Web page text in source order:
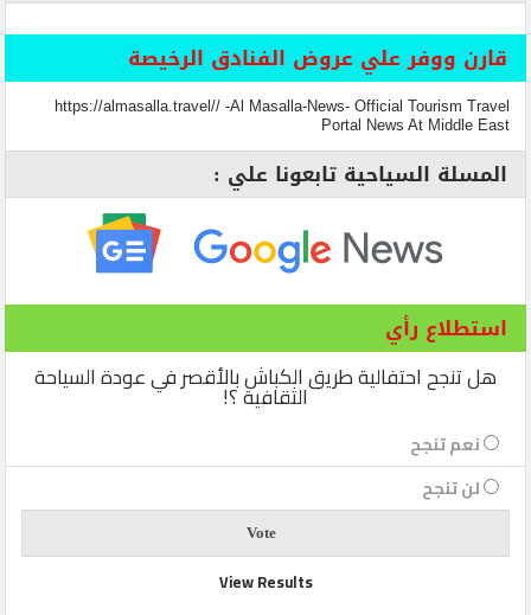
قارن ووفر علي عروض الفنادق الرخيصة
https://almasalla.travel// -Al Masalla-News- Official Tourism Travel
Portal News At Middle East
المسلة السياحية تابعونا علي :
استطلاع رأي
هل تنجح احتفالية طريق الكباش بالأقصر في عودة السياحة
الثقافية ؟!
نعم تنجح
لن تنجح
View Results